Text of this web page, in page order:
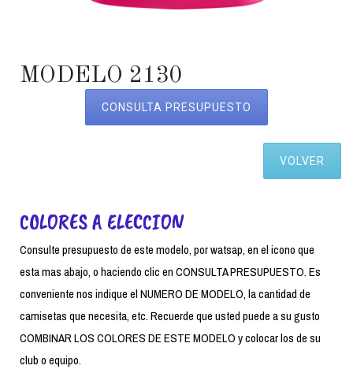
MODELO 2130
CONSULTA PRESUPUESTO
VOLVER
COLORES A ELECCION
Consulte presupuesto de este modelo, por watsap, en el icono que
esta mas abajo, o haciendo clic en CONSULTA PRESUPUESTO. Es
conveniente nos indique el NUMERO DE MODELO, la cantidad de
camisetas que necesita, etc. Recuerde que usted puede a su gusto
COMBINAR LOS COLORES DE ESTE MODELO y colocar los de su
club o equipo.